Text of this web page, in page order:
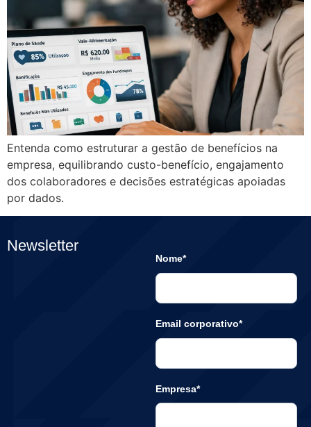
Entenda como estruturar a gestão de benefícios na
empresa, equilibrando custo-benefício, engajamento
dos colaboradores e decisões estratégicas apoiadas
por dados.
Newsletter
Nome*
Email corporativo*
Empresa*